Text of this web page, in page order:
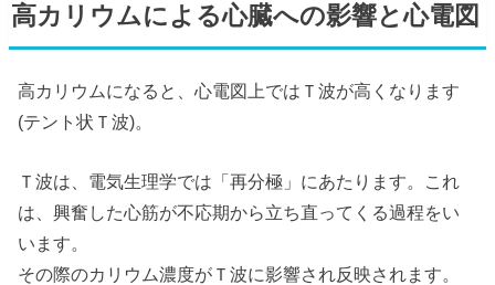
高カリウムによる心臓への影響と心電図
高カリウムになると、心電図上ではＴ波が高くなります
(テント状Ｔ波)。
Ｔ波は、電気生理学では「再分極」にあたります。これ
は、興奮した心筋が不応期から立ち直ってくる過程をい
います。
その際のカリウム濃度がＴ波に影響され反映されます。